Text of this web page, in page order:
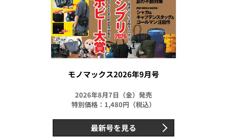
モノマックス2026年9月号
2026年8月7日（金）発売
特別価格：1,480円（税込）
最新号を見る